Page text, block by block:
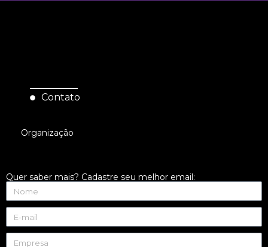
Contato
Organização
Quer saber mais? Cadastre seu melhor email: